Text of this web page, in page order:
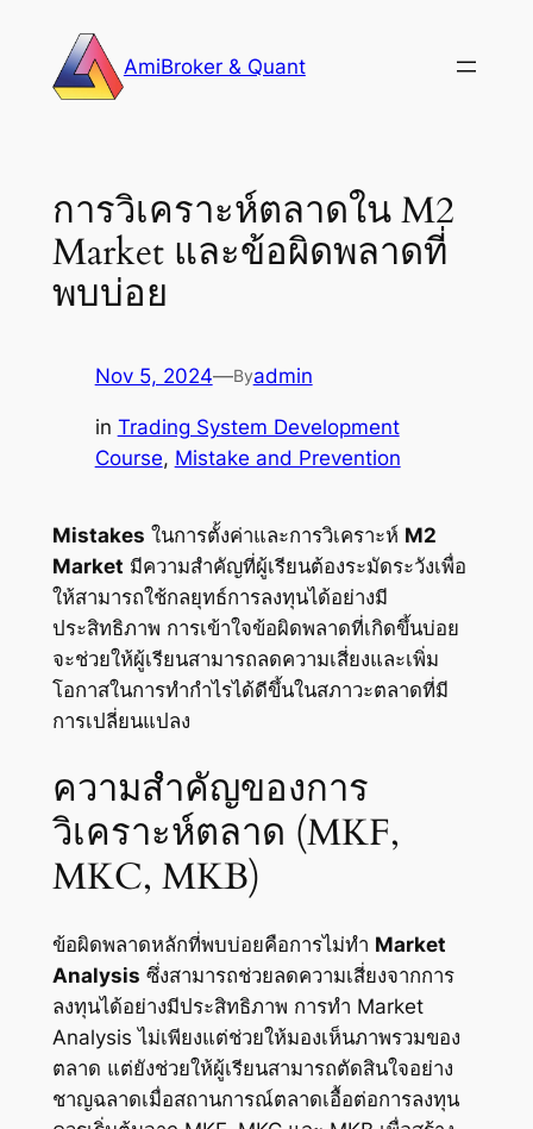
content
AmiBroker & Quant
การวิเคราะห์ตลาดใน M2
Market และข้อผิดพลาดที่
พบบ่อย
Nov 5, 2024—Byadmin
in Trading System Development
Course, Mistake and Prevention
Mistakes ในการตั้งค่าและการวิเคราะห์ M2
Market มีความสำคัญที่ผู้เรียนต้องระมัดระวังเพื่อ
ให้สามารถใช้กลยุทธ์การลงทุนได้อย่างมี
ประสิทธิภาพ การเข้าใจข้อผิดพลาดที่เกิดขึ้นบ่อย
จะช่วยให้ผู้เรียนสามารถลดความเสี่ยงและเพิ่ม
โอกาสในการทำกำไรได้ดีขึ้นในสภาวะตลาดที่มี
การเปลี่ยนแปลง
ความสำคัญของการ
วิเคราะห์ตลาด (MKF,
MKC, MKB)
ข้อผิดพลาดหลักที่พบบ่อยคือการไม่ทำ Market
Analysis ซึ่งสามารถช่วยลดความเสี่ยงจากการ
ลงทุนได้อย่างมีประสิทธิภาพ การทำ Market
Analysis ไม่เพียงแต่ช่วยให้มองเห็นภาพรวมของ
ตลาด แต่ยังช่วยให้ผู้เรียนสามารถตัดสินใจอย่าง
ชาญฉลาดเมื่อสถานการณ์ตลาดเอื้อต่อการลงทุน